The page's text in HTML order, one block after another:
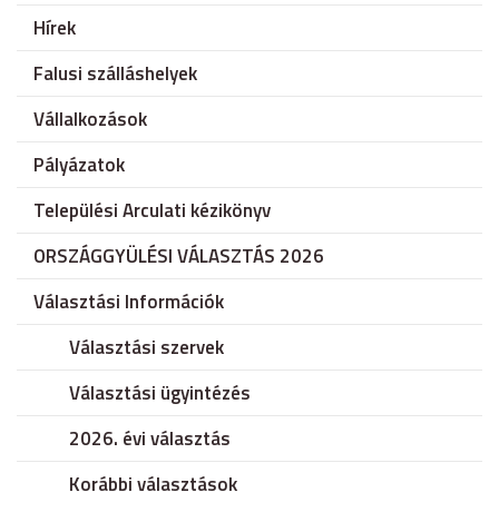
Hírek
Falusi szálláshelyek
Vállalkozások
Pályázatok
Települési Arculati kézikönyv
ORSZÁGGYÜLÉSI VÁLASZTÁS 2026
Választási Információk
Választási szervek
Választási ügyintézés
2026. évi választás
Korábbi választások